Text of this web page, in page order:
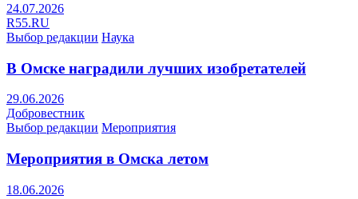
24.07.2026
R55.RU
Выбор редакции Наука
В Омске наградили лучших изобретателей
29.06.2026
Добровестник
Выбор редакции Мероприятия
Мероприятия в Омска летом
18.06.2026